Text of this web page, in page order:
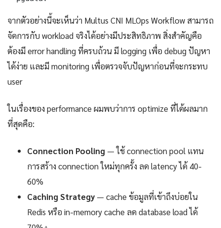
จากตัวอย่างนี้จะเห็นว่า Multus CNI MLOps Workflow สามารถ
จัดการกับ workload จริงได้อย่างมีประสิทธิภาพ สิ่งสำคัญคือ
ต้องมี error handling ที่ครบถ้วน มี logging เพื่อ debug ปัญหา
ได้ง่าย และมี monitoring เพื่อตรวจจับปัญหาก่อนที่จะกระทบ
user
ในเรื่องของ performance ผมพบว่าการ optimize ที่ได้ผลมาก
ที่สุดคือ:
Connection Pooling — ใช้ connection pool แทน
การสร้าง connection ใหม่ทุกครั้ง ลด latency ได้ 40-
60%
Caching Strategy — cache ข้อมูลที่เข้าถึงบ่อยใน
Redis หรือ in-memory cache ลด database load ได้